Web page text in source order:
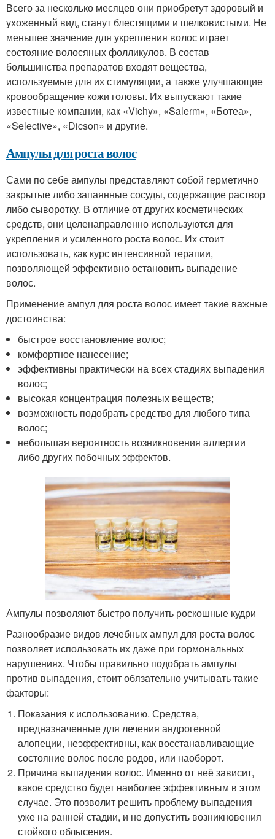
Всего за несколько месяцев они приобретут здоровый и
ухоженный вид, станут блестящими и шелковистыми. Не
меньшее значение для укрепления волос играет
состояние волосяных фолликулов. В состав
большинства препаратов входят вещества,
используемые для их стимуляции, а также улучшающие
кровообращение кожи головы. Их выпускают такие
известные компании, как «Vichy», «Salerm», «Ботеа»,
«Selective», «Dicson» и другие.
Ампулы для роста волос
Сами по себе ампулы представляют собой герметично
закрытые либо запаянные сосуды, содержащие раствор
либо сыворотку. В отличие от других косметических
средств, они целенаправленно используются для
укрепления и усиленного роста волос. Их стоит
использовать, как курс интенсивной терапии,
позволяющей эффективно остановить выпадение
волос.
Применение ампул для роста волос имеет такие важные
достоинства:
быстрое восстановление волос;
комфортное нанесение;
эффективны практически на всех стадиях выпадения
волос;
высокая концентрация полезных веществ;
возможность подобрать средство для любого типа
волос;
небольшая вероятность возникновения аллергии
либо других побочных эффектов.
Ампулы позволяют быстро получить роскошные кудри
Разнообразие видов лечебных ампул для роста волос
позволяет использовать их даже при гормональных
нарушениях. Чтобы правильно подобрать ампулы
против выпадения, стоит обязательно учитывать такие
факторы:
Показания к использованию. Средства,
предназначенные для лечения андрогенной
алопеции, неэффективны, как восстанавливающие
состояние волос после родов, или наоборот.
Причина выпадения волос. Именно от неё зависит,
какое средство будет наиболее эффективным в этом
случае. Это позволит решить проблему выпадения
уже на ранней стадии, и не допустить возникновения
стойкого облысения.